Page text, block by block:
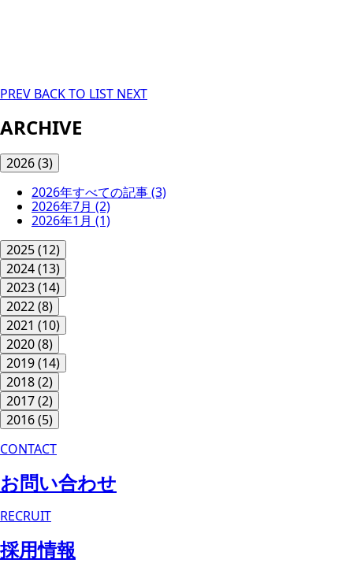
PREV BACK TO LIST NEXT
ARCHIVE
2026(3)
2026年すべての記事(3)
2026年7月 (2)
2026年1月 (1)
2025(12)
2024(13)
2023(14)
2022(8)
2021 (10)
2020(8)
2019(14)
2018(2)
2017(2)
2016(5)
CONTACT
お問い合わせ
RECRUIT
採用情報